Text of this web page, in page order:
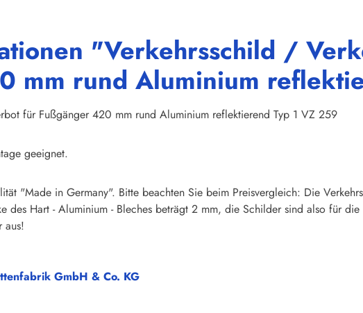
"Verkehrsschild /
mm rund Aluminium
für Fußgänger 420 mm rund Aluminium reflektierend Typ 1 VZ 259
geeignet.
"Made in Germany". Bitte beachten Sie beim Preisvergleich: Die
des Hart - Aluminium - Bleches beträgt 2 mm, die Schilder sind also für
aus!
GmbH & Co. KG